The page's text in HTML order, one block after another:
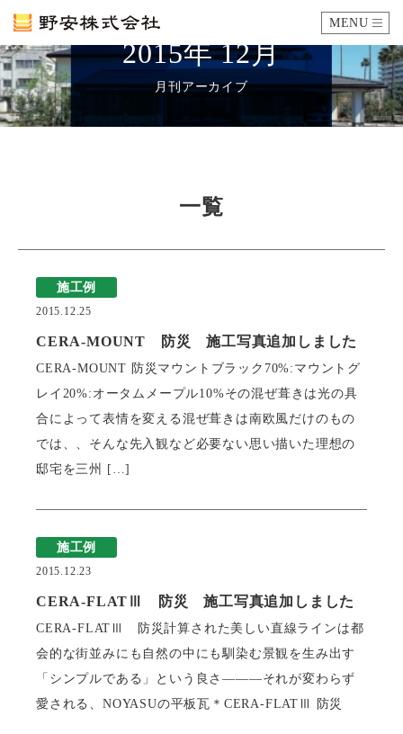
MENU
カタログ
企業情報
採用情報
エントリーフォーム 先輩社員の声
瓦猫
開発ストーリー
プライバシーポリシー サイトマップ
2015年 12月
月刊アーカイブ
一覧
施工例
2015.12.25
CERA-MOUNT 防災 施工写真追加しました
CERA-MOUNT 防災マウントブラック70%:マウントグ
レイ20%:オータムメープル10%その混ぜ葺きは光の具
合によって表情を変える混ぜ葺きは南欧風だけのもの
では、、そんな先入観など必要ない思い描いた理想の
邸宅を三州 […]
施工例
2015.12.23
CERA-FLATⅢ 防災 施工写真追加しました
CERA-FLATⅢ 防災計算された美しい直線ラインは都
会的な街並みにも自然の中にも馴染む景観を生み出す
「シンプルである」という良さ―――それが変わらず
愛される、NOYASUの平板瓦＊CERA-FLATⅢ 防災